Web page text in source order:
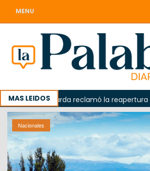
MENU
MAS LEIDOS
Odarda reclamó la reapertura de
Nacionales